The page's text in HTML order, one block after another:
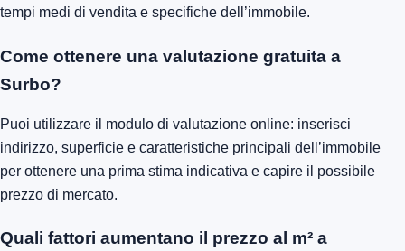
tempi medi di vendita e specifiche dell’immobile.
Come ottenere una valutazione gratuita a
Surbo?
Puoi utilizzare il modulo di valutazione online: inserisci
indirizzo, superficie e caratteristiche principali dell’immobile
per ottenere una prima stima indicativa e capire il possibile
prezzo di mercato.
Quali fattori aumentano il prezzo al m² a